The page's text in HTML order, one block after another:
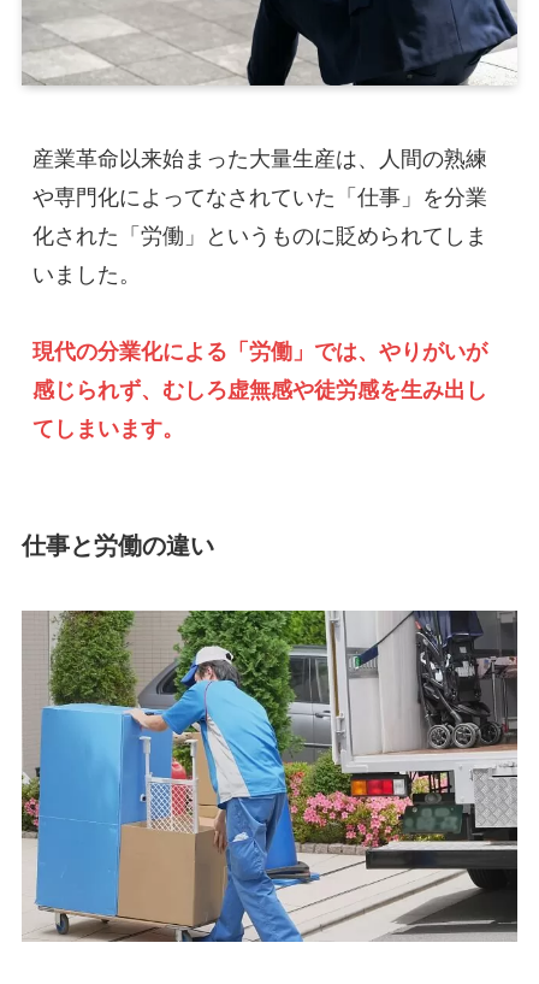
産業革命以来始まった大量生産は、人間の熟練
や専門化によってなされていた「仕事」を分業
化された「労働」というものに貶められてしま
いました。
現代の分業化による「労働」では、やりがいが
感じられず、むしろ虚無感や徒労感を生み出し
てしまいます。
仕事と労働の違い